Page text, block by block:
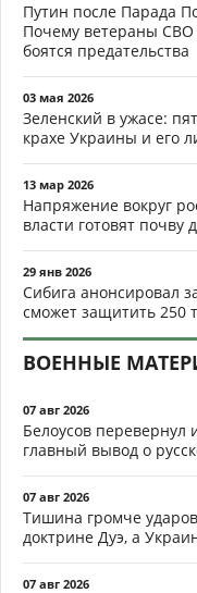
Путин после Парада
Почему ветераны
боятся предательства
03 мая 2026
Зеленский в ужасе:
крахе Украины и его
13 мар 2026
Напряжение вокруг
власти готовят почву
29 янв 2026
Сибига анонсировал
сможет защитить 250
ВОЕННЫЕ
07 авг 2026
Белоусов перевернул
главный вывод о
07 авг 2026
Тишина громче
доктрине Дуэ, а
07 авг 2026